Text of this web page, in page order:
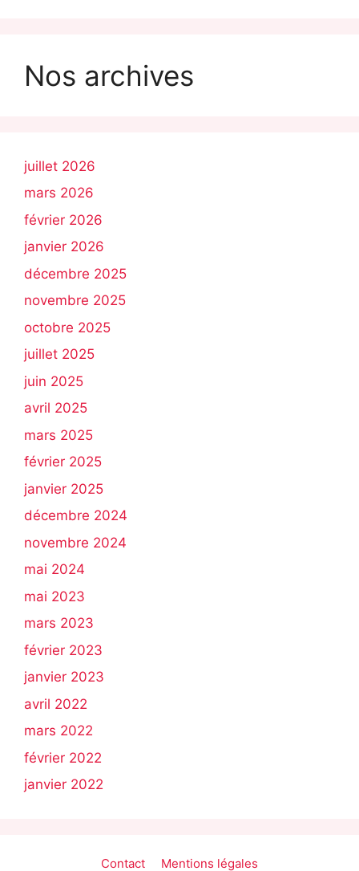
Nos archives
juillet 2026
mars 2026
février 2026
janvier 2026
décembre 2025
novembre 2025
octobre 2025
juillet 2025
juin 2025
avril 2025
mars 2025
février 2025
janvier 2025
décembre 2024
novembre 2024
mai 2024
mai 2023
mars 2023
février 2023
janvier 2023
avril 2022
mars 2022
février 2022
janvier 2022
Contact Mentions légales